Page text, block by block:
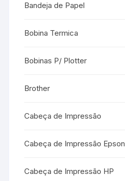
Bandeja de Papel
Bobina Termica
Bobinas P/ Plotter
Brother
Cabeça de Impressão
Cabeça de Impressão Epson
Cabeça de Impressão HP